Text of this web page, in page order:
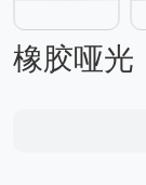
橡胶哑光